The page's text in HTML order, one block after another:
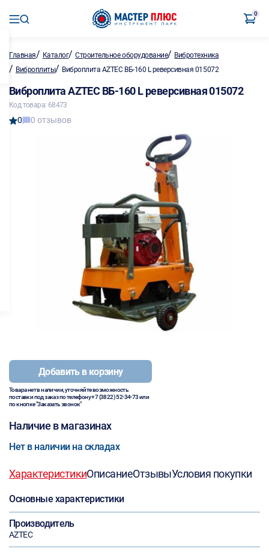
0
Главная/ Каталог/Строительное оборудование/ Вибротехника
/ Виброплиты/ Виброплита AZTEC ВБ-160 L реверсивная 015072
Виброплита AZTEC ВБ-160 L реверсивная 015072
Код товара: 68473
0 0 отзывов
Добавить в корзину
Товара нет в наличии, уточняйте возможность
поставки под заказ по телефону+7 (3822) 52-34-73или
по кнопке "Заказать звонок"
Наличие в магазинах
Нет в наличии на складах
ХарактеристикиОписаниеОтзывыУсловия покупки
Основные характеристики
Производитель
AZTEC